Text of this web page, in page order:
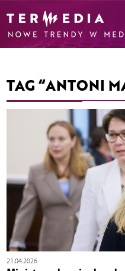
TAG “ANTONI
21.04.2026